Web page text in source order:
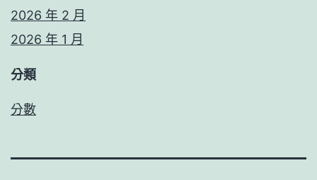
2026 年 2 月
2026 年 1 月
分類
分數